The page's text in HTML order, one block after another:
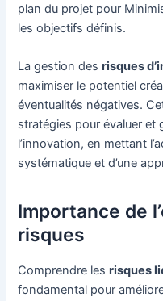
plan du projet pour
les objectifs définis.
La gestion desrisques
maximiser le potentiel
éventualités négatives.
stratégies pour évaluer et
l’innovation, en mettant
systématique et d’une
Importance de
risques
Comprendre lesrisques
fondamental pour